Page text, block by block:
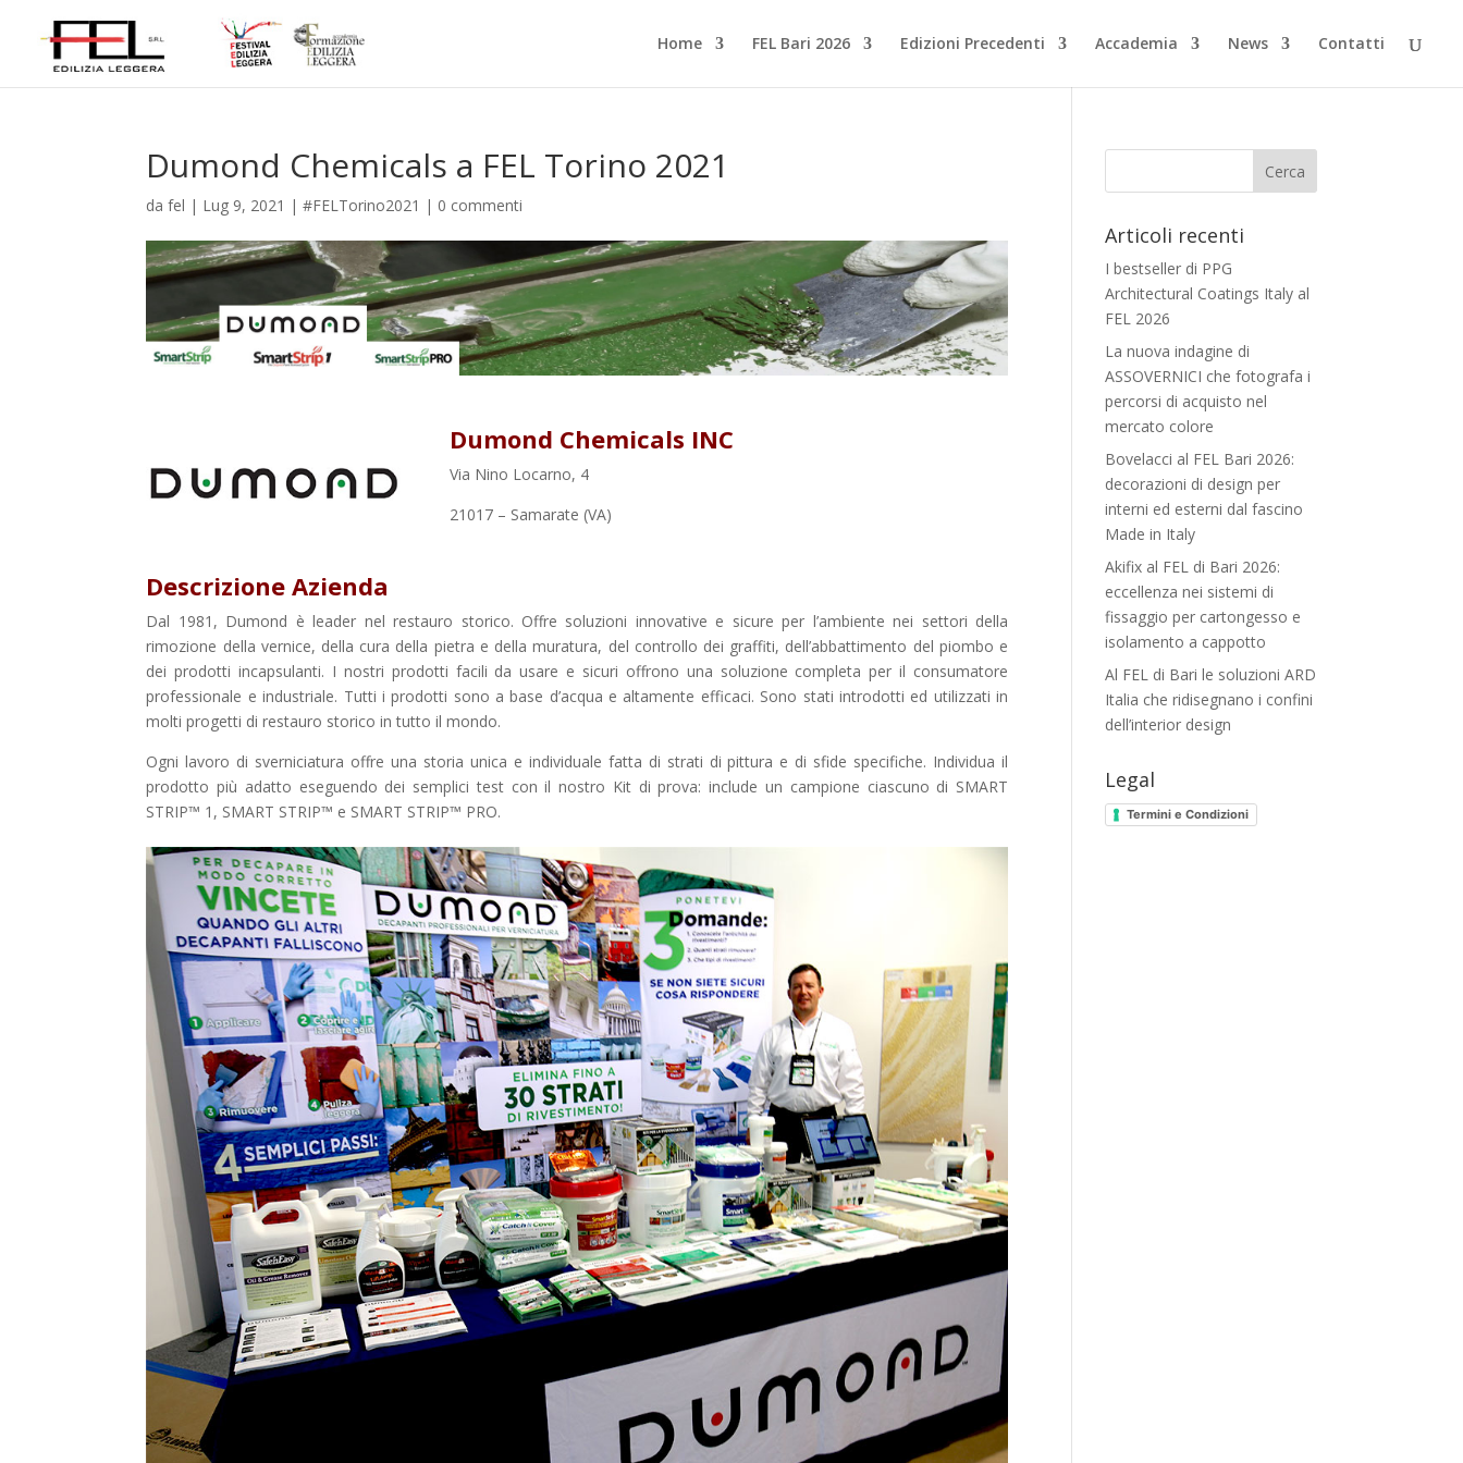
Home FEL Bari 2026 Edizioni Precedenti Accademia News Contatti
Dumond Chemicals a FEL Torino 2021
dafel | Lug 9, 2021 |#FELTorino2021 | 0 commenti
Dumond Chemicals INC
Via Nino Locarno, 4
21017 – Samarate (VA)
Descrizione Azienda
Dal 1981, Dumond è leader nel restauro storico. Offre soluzioni innovative e sicure per l’ambiente nei settori della
rimozione della vernice, della cura della pietra e della muratura, del controllo dei graffiti, dell’abbattimento del piombo e
dei prodotti incapsulanti. I nostri prodotti facili da usare e sicuri offrono una soluzione completa per il consumatore
professionale e industriale. Tutti i prodotti sono a base d’acqua e altamente efficaci. Sono stati introdotti ed utilizzati in
molti progetti di restauro storico in tutto il mondo.
Ogni lavoro di sverniciatura offre una storia unica e individuale fatta di strati di pittura e di sfide specifiche. Individua il
prodotto più adatto eseguendo dei semplici test con il nostro Kit di prova: include un campione ciascuno di SMART
STRIP™ 1, SMART STRIP™ e SMART STRIP™ PRO.
Articoli recenti
I bestseller di PPG
Architectural Coatings Italy al
FEL 2026
La nuova indagine di
ASSOVERNICI che fotografa i
percorsi di acquisto nel
mercato colore
Bovelacci al FEL Bari 2026:
decorazioni di design per
interni ed esterni dal fascino
Made in Italy
Akifix al FEL di Bari 2026:
eccellenza nei sistemi di
fissaggio per cartongesso e
isolamento a cappotto
Al FEL di Bari le soluzioni ARD
Italia che ridisegnano i confini
dell’interior design
Legal
Termini e Condizioni